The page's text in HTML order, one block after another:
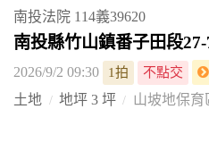
南投法院 114義39620
南投縣竹山鎮番子田段
2026/9/2 09:30 1拍 不點交
土地 地坪 3 坪 山坡地保育